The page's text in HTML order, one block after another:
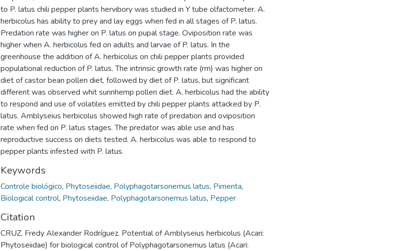
to P. latus chili pepper plants hervibory was studied in Y tube olfactometer. A.
herbicolus has ability to prey and lay eggs when fed in all stages of P. latus.
Predation rate was higher on P. latus on pupal stage. Oviposition rate was
higher when A. herbicolus fed on adults and larvae of P. latus. In the
greenhouse the addition of A. herbicolus on chili pepper plants provided
populational reduction of P. latus. The intrinsic growth rate (rm) was higher on
diet of castor bean pollen diet, followed by diet of P. latus, but significant
different was observed whit sunnhemp pollen diet. A. herbicolus had the ability
to respond and use of volatiles emitted by chili pepper plants attacked by P.
latus. Amblyseius herbicolus showed high rate of predation and oviposition
rate when fed on P. latus stages. The predator was able use and has
reproductive success on diets tested. A. herbicolus was able to respond to
pepper plants infested with P. latus.
Keywords
Controle biológico, Phytoseiidae, Polyphagotarsonemus latus, Pimenta,
Biological control, Phytoseiidae, Polyphagotarsonemus latus, Pepper
Citation
CRUZ, Fredy Alexander Rodríguez. Potential of Amblyseius herbicolus (Acari:
Phytoseiidae) for biological control of Polyphagotarsonemus latus (Acari: